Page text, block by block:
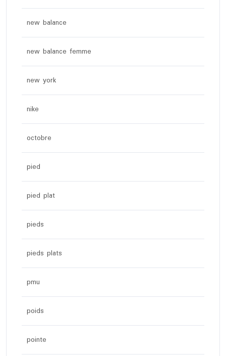
new balance
new balance femme
new york
nike
octobre
pied
pied plat
pieds
pieds plats
pmu
poids
pointe